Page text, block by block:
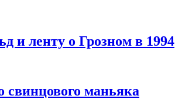
и ленту о Грозном в 1994
свинцового маньяка